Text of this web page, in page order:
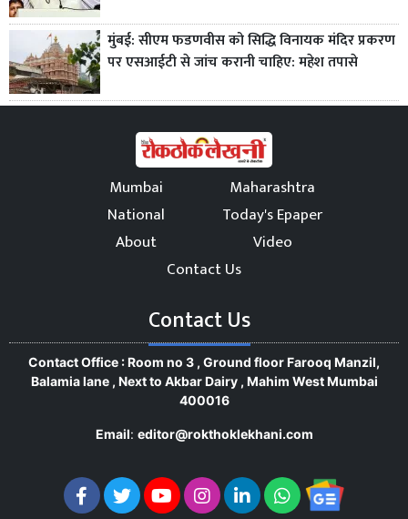
मुंबई: सीएम फडणवीस को सिद्धि विनायक मंदिर प्रकरण
पर एसआईटी से जांच करानी चाहिए: महेश तपासे
Mumbai
Maharashtra
National
Today's Epaper
About
Video
Contact Us
Contact Us
Contact Office : Room no 3 , Ground floor Farooq Manzil,
Balamia lane , Next to Akbar Dairy , Mahim West Mumbai
400016
Email: editor@rokthoklekhani.com